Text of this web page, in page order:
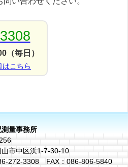
（毎日）
はこちら
量事務所
山市中区浜1-7-30-10
272-3308 FAX：086-806-5840